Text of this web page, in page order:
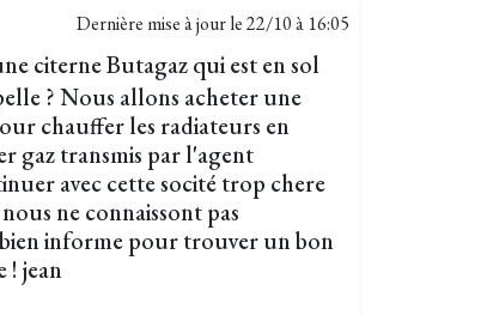
Dernière mise à jour le22/10 à 16:05
citerne Butagaz qui est en sol
? Nous allons acheter une
chauffer les radiateurs en
gaz transmis par l'agent
avec cette socité trop chere
ne connaissont pas
informe pour trouver un bon
! jean